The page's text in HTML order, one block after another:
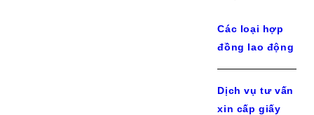
Các loại hợp
đồng lao động
Dịch vụ tư vấn
xin cấp giấy